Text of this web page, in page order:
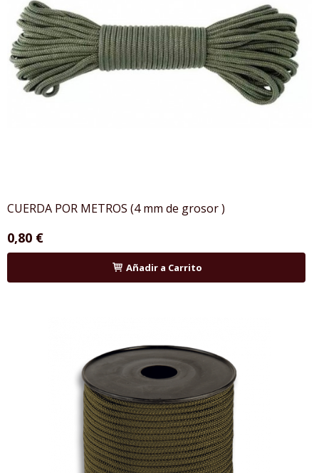
CUERDA POR METROS (4 mm de grosor )
0,80 €
Añadir a Carrito